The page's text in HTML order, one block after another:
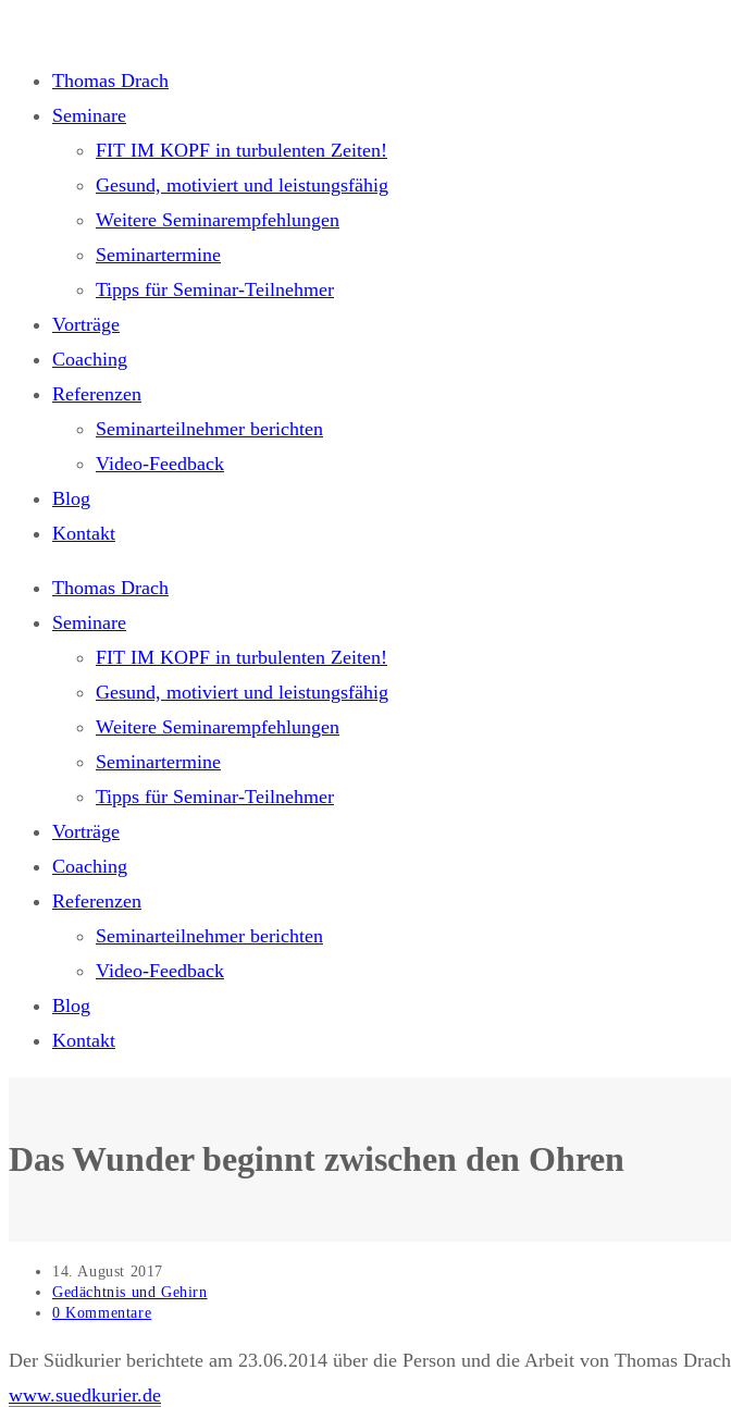
springen
Thomas Drach
Seminare
FIT IM KOPF in turbulenten Zeiten!
Gesund, motiviert und leistungsfähig
Weitere Seminarempfehlungen
Seminartermine
Tipps für Seminar-Teilnehmer
Vorträge
Coaching
Referenzen
Seminarteilnehmer berichten
Video-Feedback
Blog
Kontakt
Thomas Drach
Seminare
FIT IM KOPF in turbulenten Zeiten!
Gesund, motiviert und leistungsfähig
Weitere Seminarempfehlungen
Seminartermine
Tipps für Seminar-Teilnehmer
Vorträge
Coaching
Referenzen
Seminarteilnehmer berichten
Video-Feedback
Blog
Kontakt
Das Wunder beginnt zwischen den Ohren
Beitrag
veröffentlicht:
14. August 2017
Beitrags-
Kategorie:
Gedächtnis und Gehirn
Beitrags-
0 Kommentare
Der Südkurier berichtete am 23.06.2014 über die Person und die Arbeit von Thomas Drach
www.suedkurier.de